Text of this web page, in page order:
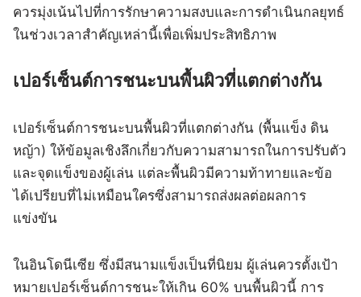
ควรมุ่งเน้นไปที่การรักษาความสงบและการดำเนินกลยุทธ์
ในช่วงเวลาสำคัญเหล่านี้เพื่อเพิ่มประสิทธิภาพ
เปอร์เซ็นต์การชนะบนพื้นผิวที่แตกต่างกัน
เปอร์เซ็นต์การชนะบนพื้นผิวที่แตกต่างกัน (พื้นแข็ง ดิน
หญ้า) ให้ข้อมูลเชิงลึกเกี่ยวกับความสามารถในการปรับตัว
และจุดแข็งของผู้เล่น แต่ละพื้นผิวมีความท้าทายและข้อ
ได้เปรียบที่ไม่เหมือนใครซึ่งสามารถส่งผลต่อผลการ
แข่งขัน
ในอินโดนีเซีย ซึ่งมีสนามแข็งเป็นที่นิยม ผู้เล่นควรตั้งเป้า
หมายเปอร์เซ็นต์การชนะให้เกิน 60% บนพื้นผิวนี้ การ